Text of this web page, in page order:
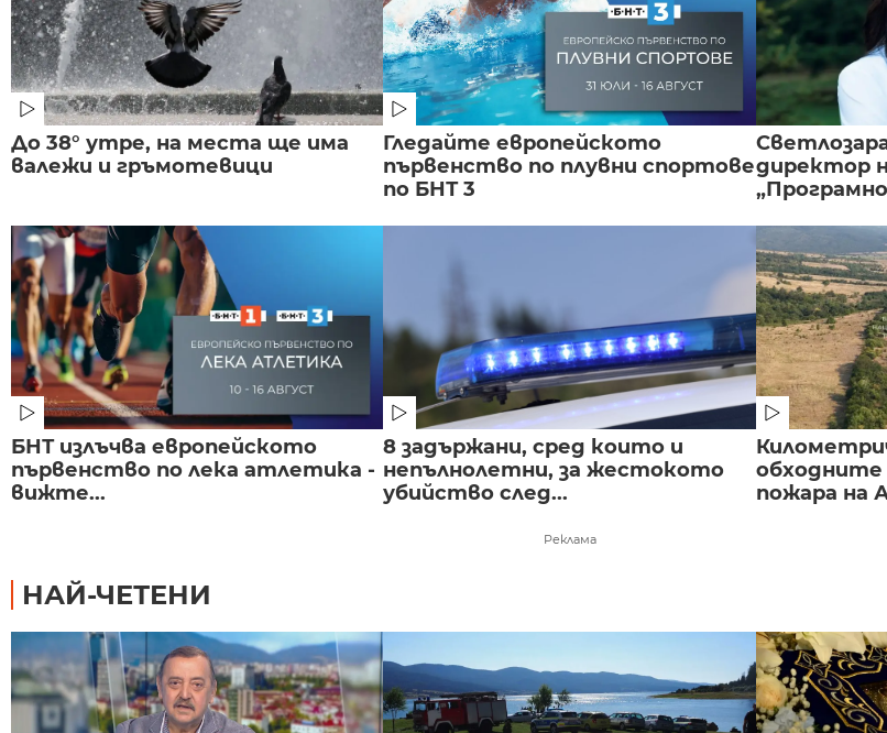
До 38° утре, на места ще има
валежи и гръмотевици
Гледайте европейското
първенство по плувни спортове
по БНТ 3
директор
БНТ излъчва европейското
първенство по лека атлетика -
вижте...
8 задържани, сред които и
непълнолетни, за жестокото
убийство след...
пожара на
Реклама
НАЙ-ЧЕТЕНИ